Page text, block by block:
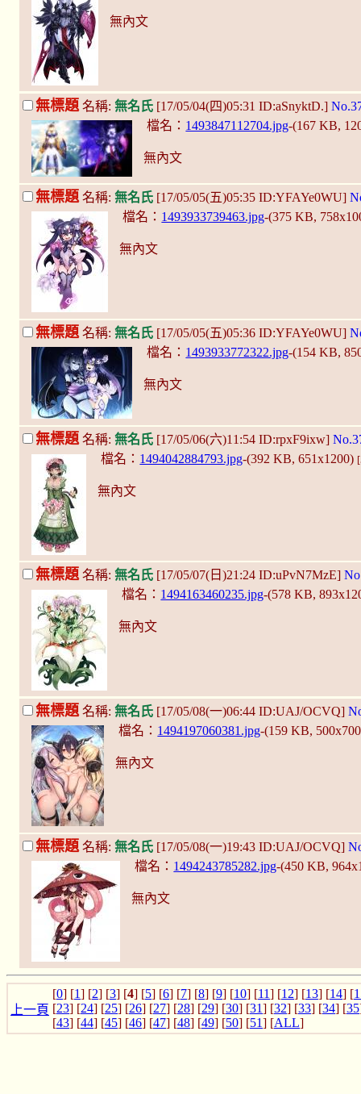
無內文
無標題 名稱: 無名氏 [17/05/04(四)05:31 ID:aSnyktD.]
檔名： 1493847112704.jpg-(167 KB,
無內文
無標題 名稱: 無名氏 [17/05/05(五)05:35 ID:YFAYe0WU]
檔名： 1493933739463.jpg-(375 KB,
無內文
無標題 名稱: 無名氏 [17/05/05(五)05:36 ID:YFAYe0WU]
檔名： 1493933772322.jpg-(154 KB,
無內文
無標題 名稱: 無名氏 [17/05/06(六)11:54 ID:rpxF9ixw]
檔名： 1494042884793.jpg-(392 KB, 651x1200)
無內文
無標題名稱: 無名氏 [17/05/07(日)21:24 ID:uPvN7MzE]
檔名： 1494163460235.jpg-(578 KB,
無內文
無標題 名稱: 無名氏 [17/05/08(一)06:44 ID:UAJ/OCVQ]
檔名： 1494197060381.jpg-(159 KB,
無內文
無標題 名稱: 無名氏 [17/05/08(一)19:43 ID:UAJ/OCVQ]
檔名： 1494243785282.jpg-(450 KB,
無內文
上一頁
[0] [1] [2] [3] [4] [5] [6] [7] [8] [9] [10] [11] [12] [13] [14] [
[23] [24] [25] [26] [27] [28] [29] [30] [31] [32] [33] [34] [35
[43] [44] [45] [46] [47] [48] [49] [50] [51] [ALL]